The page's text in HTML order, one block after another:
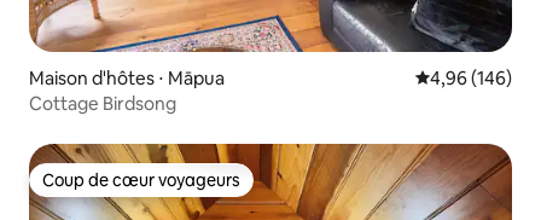
Maison d'hôtes ⋅ Māpua Évaluation
4,96 (146)
Cottage Birdsong
Coup de cœur voyageurs
Coup de cœur voyageurs